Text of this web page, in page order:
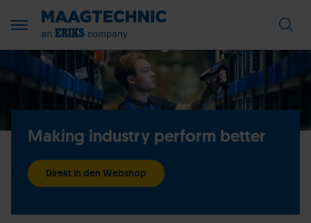
Making industry perform better
Direkt in den Webshop